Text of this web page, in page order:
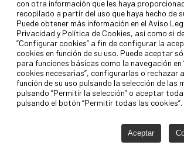
con otra información que les haya
recopilado a partir del uso que haya hecho de
Puede obtener más información en el Aviso
Privacidad y Política de Cookies, así como si
”Configurar cookies” a fin de configurar la
cookies en función de su uso. Puede aceptar
para funciones básicas como la navegación en
cookies necesarias”, configurarlas o rechazar
función de su uso pulsando la selección de las
pulsando ”Permitir la selección” o aceptar
pulsando el botón “Permitir todas las cookies”.
Aceptar